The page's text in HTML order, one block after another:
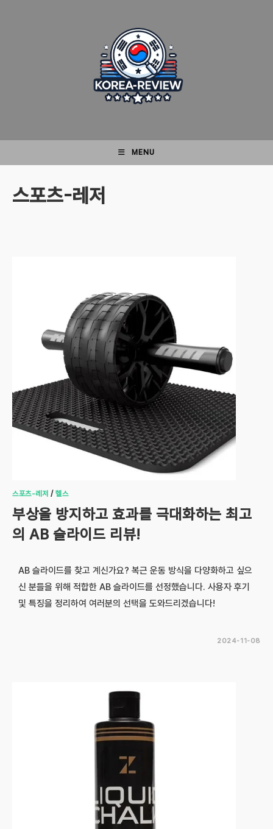
MENU
스포츠-레저
스포츠-레저 /헬스
부상을 방지하고 효과를 극대화하는 최고
의 AB 슬라이드 리뷰!
AB 슬라이드를 찾고 계신가요? 복근 운동 방식을 다양화하고 싶으
신 분들을 위해 적합한 AB 슬라이드를 선정했습니다. 사용자 후기
및 특징을 정리하여 여러분의 선택을 도와드리겠습니다!
2024-11-08